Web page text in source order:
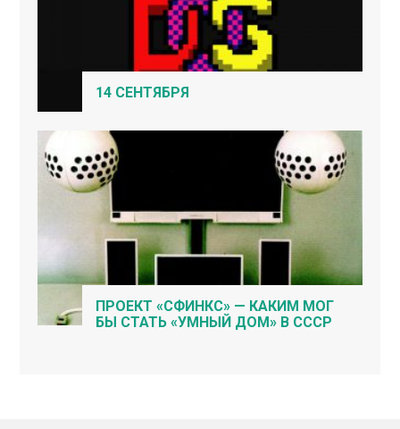
14 СЕНТЯБРЯ
ПРОЕКТ «СФИНКС» — КАКИМ МОГ
БЫ СТАТЬ «УМНЫЙ ДОМ» В СССР